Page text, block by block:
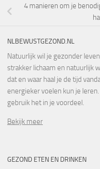
4 manieren om je
NLBEWUSTGEZOND.NL
Natuurlijk wil je gezonder
strakker lichaam en natuurlijk
dat en waar haal je de tijd
energieker voelen kun je
gebruik het in je voordeel.
Bekijk meer
GEZOND ETEN EN DRINKEN